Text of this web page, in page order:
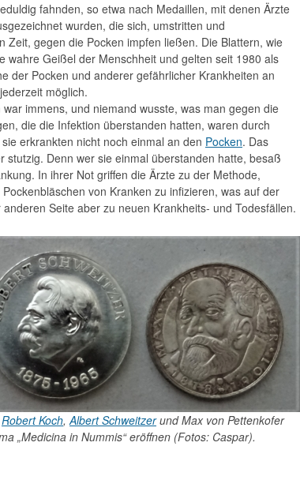
fahnden, so etwa nach Medaillen, mit denen Ärzte
wurden, die sich, umstritten und
Zeit, gegen die Pocken impfen ließen. Die Blattern, wie
wahre Geißel der Menschheit und gelten seit 1980 als
der Pocken und anderer gefährlicher Krankheiten an
jederzeit möglich.
immens, und niemand wusste, was man gegen die
die die Infektion überstanden hatten, waren durch
erkrankten nicht noch einmal an den Pocken. Das
stutzig. Denn wer sie einmal überstanden hatte, besaß
In ihrer Not griffen die Ärzte zu der Methode,
von Kranken zu infizieren, was auf der
Seite aber zu neuen Krankheits- und Todesfällen.
Robert Koch,Albert Schweitzerund Max von Petten­kofer
„Medicina in Nummis“ eröffnen (Fotos: Caspar).